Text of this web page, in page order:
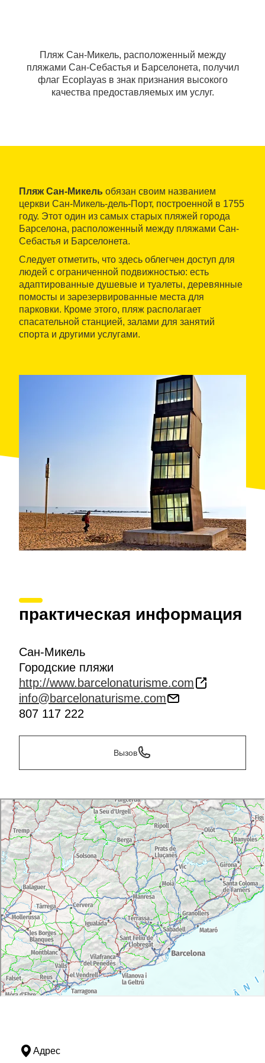
Пляж Сан-Микель, расположенный между
пляжами Сан-Себастья и Барселонета, получил
флаг Ecoplayas в знак признания высокого
качества предоставляемых им услуг.
Пляж Сан-Микель обязан своим названием
церкви Сан-Микель-дель-Порт, построенной в 1755
году. Этот один из самых старых пляжей города
Барселона, расположенный между пляжами Сан-
Себастья и Барселонета.
Следует отметить, что здесь облегчен доступ для
людей с ограниченной подвижностью: есть
адаптированные душевые и туалеты, деревянные
помосты и зарезервированные места для
парковки. Кроме этого, пляж располагает
спасательной станцией, залами для занятий
спорта и другими услугами.
практическая информация
Сан-Микель
Городские пляжи
http://www.barcelonaturisme.com
info@barcelonaturisme.com
807 117 222
Вызов
Адрес